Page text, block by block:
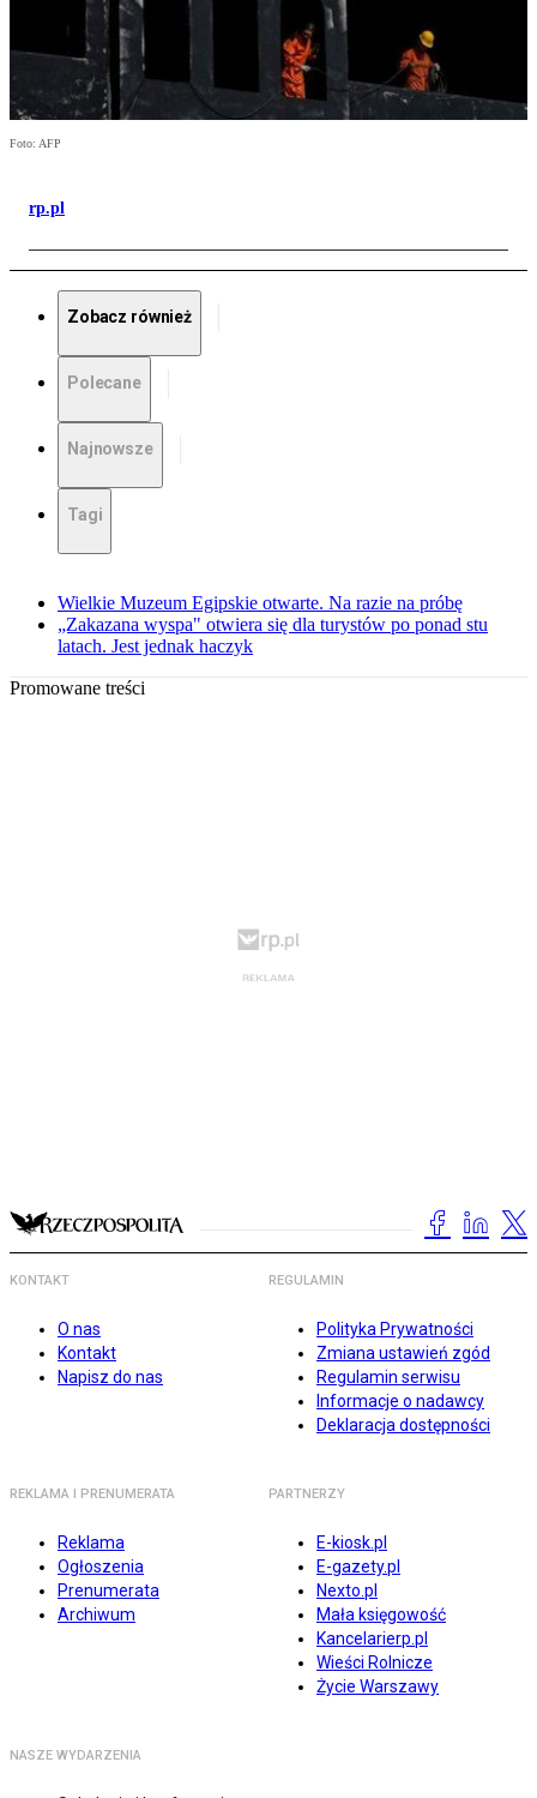
Foto: AFP
rp.pl
Zobacz również
Polecane
Najnowsze
Tagi
Wielkie Muzeum Egipskie otwarte. Na razie na próbę
„Zakazana wyspa" otwiera się dla turystów po ponad stu
latach. Jest jednak haczyk
Promowane treści
KONTAKT
O nas
Kontakt
Napisz do nas
REGULAMIN
Polityka Prywatności
Zmiana ustawień zgód
Regulamin serwisu
Informacje o nadawcy
Deklaracja dostępności
REKLAMA I PRENUMERATA
Reklama
Ogłoszenia
Prenumerata
Archiwum
PARTNERZY
E-kiosk.pl
E-gazety.pl
Nexto.pl
Mała księgowość
Kancelarierp.pl
Wieści Rolnicze
Życie Warszawy
NASZE WYDARZENIA